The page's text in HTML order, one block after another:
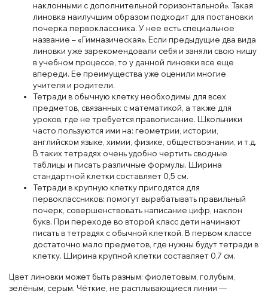
наклонными с дополнительной горизонтальной». Такая
линовка наилучшим образом подходит для постановки
почерка первоклассника. У нее есть специальное
название – «Гимназическая». Если предыдущие два вида
линовки уже зарекомендовали себя и заняли свою нишу
в учебном процессе, то у данной линовки все еще
впереди. Ее преимущества уже оценили многие
учителя и родители.
Тетради в обычную клетку необходимы для всех
предметов, связанных с математикой, а также для
уроков, где не требуется правописание. Школьники
часто пользуются ими на: геометрии, истории,
английском языке, химии, физике, обществознании, и т.д.
В таких тетрадях очень удобно чертить сводные
таблицы и писать различные формулы. Ширина
стандартной клетки составляет 0,5 см.
Тетради в крупную клетку пригодятся для
первоклассников: помогут вырабатывать правильный
почерк, совершенствовать написание цифр, наклон
букв. При переходе во второй класс дети начинают
писать в тетрадях с обычной клеткой. В первом классе
достаточно мало предметов, где нужны будут тетради в
клетку. Ширина крупной клетки составляет 0,7 см.
Цвет линовки может быть разным: фиолетовым, голубым,
зелёным, серым. Чёткие, не расплывающиеся линии —